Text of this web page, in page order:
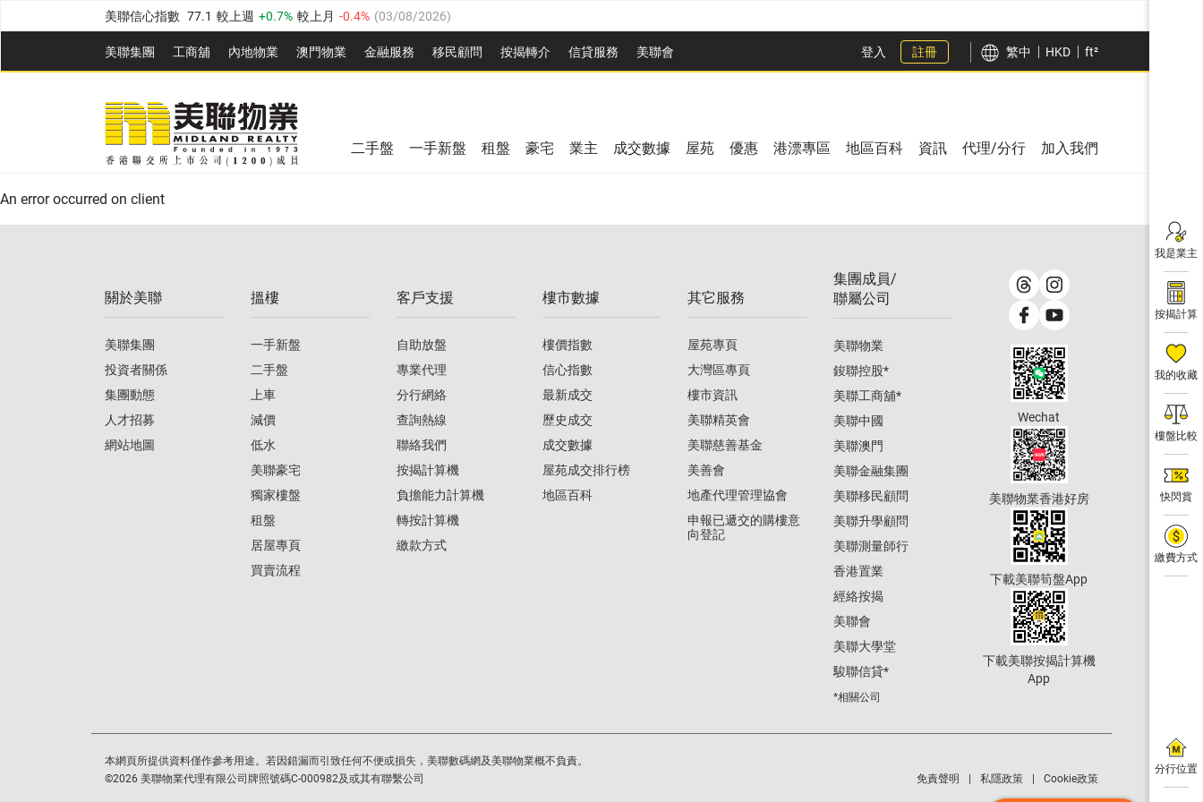
美聯信心指數 77.1 較上週 0.7% 較上月 -0.4% (03/08/2026)
全港樓價指數 149.1 較上週 0% 較上月 0.4% (03/08/2026)
港島樓價指數 157.4 較上週 -0.3% 較上月 -0.8% (03/08/2026)
九龍樓價指數 156.4 較上週 -0.1%
新界樓價指數 134.8 較上週 0.1% 0.9% 03/08/2026
美聯信心指數 77.1 較上週 0.7% 較上月
美聯集團 工商舖 內地物業 澳門物業 金融服務 移民顧問 按揭轉介 信貸服務 美聯會
全港樓價指數 149.1 較上週 0% 較上月
美聯信心指數 較上週 0.7% 03/08/2026)
登入 註冊 繁中 HKD ft²
我是業主
按揭計算
我的收藏
樓盤比較
快閃賞
繳費方式
分行位置
二手盤 一手新盤 租盤 豪宅 業主 成交數據 屋苑 優惠 港漂專區 地區百科 資訊 代理/分行 加入我們
An error occurred on client
關於美聯
美聯集團
投資者關係
集團動態
人才招募
網站地圖
搵樓
一手新盤
二手盤
上車
減價
低水
美聯豪宅
獨家樓盤
租盤
居屋專頁
買賣流程
客戶支援
自助放盤
專業代理
分行網絡
查詢熱線
聯絡我們
按揭計算機
負擔能力計算機
轉按計算機
繳款方式
樓市數據
樓價指數
信心指數
最新成交
歷史成交
成交數據
屋苑成交排行榜
地區百科
其它服務
屋苑專頁
大灣區專頁
樓市資訊
美聯精英會
美聯慈善基金
美善會
地產代理管理協會
申報已遞交的購樓意
向登記
集團成員/
聯屬公司
美聯物業
鋑聯控股*
美聯工商舖*
美聯中國
美聯澳門
美聯金融集團
美聯移民顧問
美聯升學顧問
美聯測量師行
香港置業
經絡按揭
美聯會
美聯大學堂
駿聯信貸*
*相關公司
Wechat
美聯物業香港好房
下載美聯筍盤App
下載美聯按揭計算機
App
本網頁所提供資料僅作參考用途。若因錯漏而引致任何不便或損失，美聯數碼網及美聯物業概不負責。
©2026 美聯物業代理有限公司牌照號碼C-000982及或其有聯繫公司 免責聲明 私隱政策 Cookie政策